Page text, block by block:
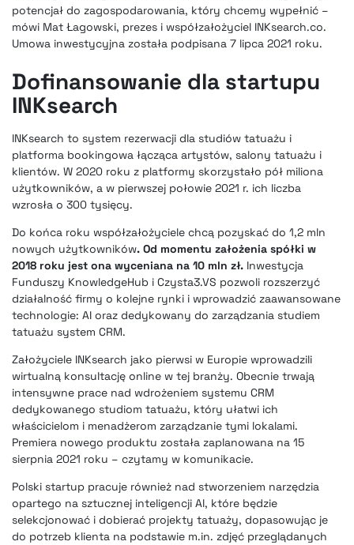
potencjał do zagospodarowania, który chcemy wypełnić –
mówi Mat Łagowski, prezes i współzałożyciel INKsearch.co.
Umowa inwestycyjna została podpisana 7 lipca 2021 roku.
Dofinansowanie dla startupu
INKsearch
INKsearch to system rezerwacji dla studiów tatuażu i
platforma bookingowa łącząca artystów, salony tatuażu i
klientów. W 2020 roku z platformy skorzystało pół miliona
użytkowników, a w pierwszej połowie 2021 r. ich liczba
wzrosła o 300 tysięcy.
Do końca roku współzałożyciele chcą pozyskać do 1,2 mln
nowych użytkowników. Od momentu założenia spółki w
2018 roku jest ona wyceniana na 10 mln zł. Inwestycja
Funduszy KnowledgeHub i Czysta3.VS pozwoli rozszerzyć
działalność firmy o kolejne rynki i wprowadzić zaawansowane
technologie: AI oraz dedykowany do zarządzania studiem
tatuażu system CRM.
Założyciele INKsearch jako pierwsi w Europie wprowadzili
wirtualną konsultację online w tej branży. Obecnie trwają
intensywne prace nad wdrożeniem systemu CRM
dedykowanego studiom tatuażu, który ułatwi ich
właścicielom i menadżerom zarządzanie tymi lokalami.
Premiera nowego produktu została zaplanowana na 15
sierpnia 2021 roku – czytamy w komunikacie.
Polski startup pracuje również nad stworzeniem narzędzia
opartego na sztucznej inteligencji Al, które będzie
selekcjonować i dobierać projekty tatuaży, dopasowując je
do potrzeb klienta na podstawie m.in. zdjęć przeglądanych